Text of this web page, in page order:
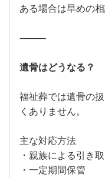
ある場合は早めの相
⸻
遺骨はどうなる？
福祉葬では遺骨の
くありません。
主な対応方法
・親族による引き取
・一定期間保管